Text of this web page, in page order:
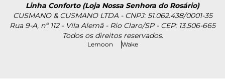
Linha Conforto (Loja Nossa Senhora do Rosário)
CUSMANO & CUSMANO LTDA - CNPJ: 51.062.438/0001-35
Rua 9-A, nº 112 - Vila Alemã - Rio Claro/SP - CEP: 13.506-665
Todos os direitos reservados.
Lemoon Wake